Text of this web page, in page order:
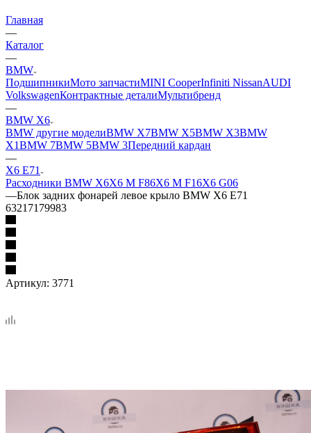
Главная
—
Каталог
—
BMW
ПодшипникиМото запчастиMINI CooperInfiniti NissanAUDI
VolkswagenКонтрактные деталиМультибренд
—
BMW X6
BMW другие моделиBMW X7BMW X5BMW X3BMW
X1BMW 7BMW 5BMW 3Передний кардан
—
X6 E71
Расходники BMW X6X6 M F86X6 M F16X6 G06
—Блок задних фонарей левое крыло BMW X6 E71
63217179983
Артикул: 3771